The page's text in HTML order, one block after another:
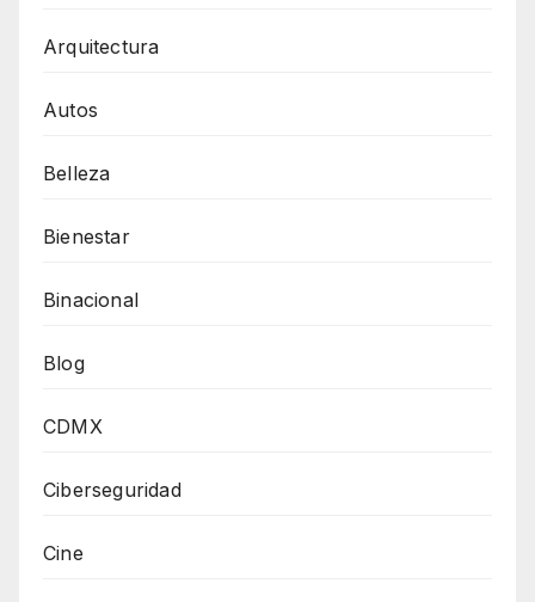
Arquitectura
Autos
Belleza
Bienestar
Binacional
Blog
CDMX
Ciberseguridad
Cine